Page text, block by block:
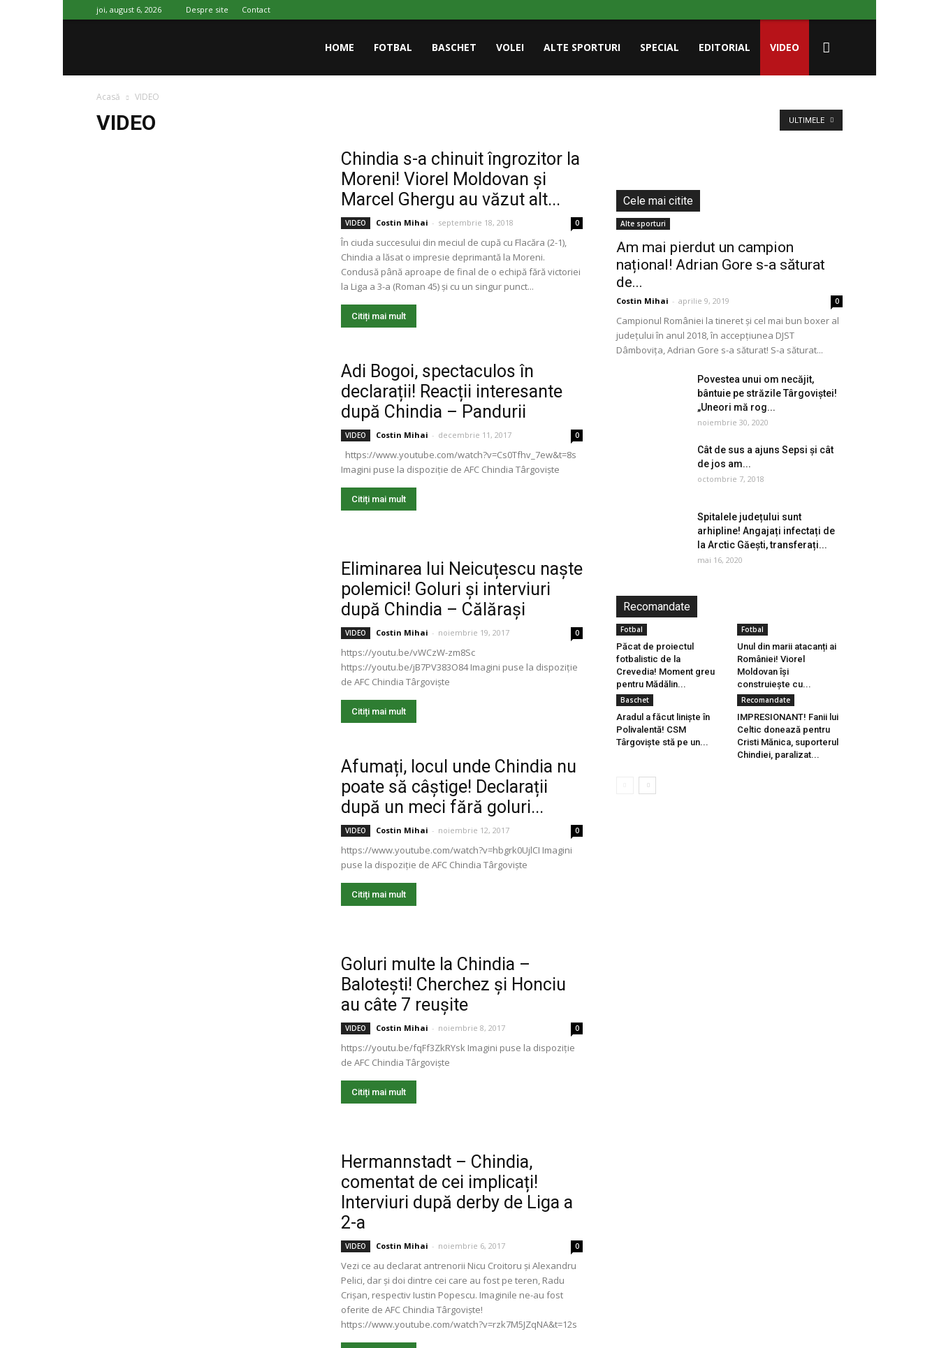
joi, august 6, 2026 Despre site Contact
HOME FOTBAL BASCHET VOLEI ALTE SPORTURI SPECIAL EDITORIAL VIDEO
Acasă VIDEO
VIDEO ULTIMELE
Chindia s-a chinuit îngrozitor la
Moreni! Viorel Moldovan și
Marcel Ghergu au văzut alt...
VIDEO Costin Mihai - septembrie 18, 2018 0
În ciuda succesului din meciul de cupă cu Flacăra (2-1),
Chindia a lăsat o impresie deprimantă la Moreni.
Condusă până aproape de final de o echipă fără victoriei
la Liga a 3-a (Roman 45) și cu un singur punct...
Citiți mai mult
Adi Bogoi, spectaculos în
declarații! Reacții interesante
după Chindia – Pandurii
VIDEO Costin Mihai - decembrie 11, 2017 0
https://www.youtube.com/watch?v=Cs0Tfhv_7ew&t=8s
Imagini puse la dispoziție de AFC Chindia Târgoviște
Citiți mai mult
Eliminarea lui Neicuțescu naște
polemici! Goluri și interviuri
după Chindia – Călărași
VIDEO Costin Mihai - noiembrie 19, 2017 0
https://youtu.be/vWCzW-zm8Sc
https://youtu.be/jB7PV383O84 Imagini puse la dispoziție
de AFC Chindia Târgoviște
Citiți mai mult
Afumați, locul unde Chindia nu
poate să câștige! Declarații
după un meci fără goluri...
VIDEO Costin Mihai - noiembrie 12, 2017 0
https://www.youtube.com/watch?v=hbgrk0UjlCI Imagini
puse la dispoziție de AFC Chindia Târgoviște
Citiți mai mult
Goluri multe la Chindia –
Balotești! Cherchez și Honciu
au câte 7 reușite
VIDEO Costin Mihai - noiembrie 8, 2017 0
https://youtu.be/fqFf3ZkRYsk Imagini puse la dispoziție
de AFC Chindia Târgoviște
Citiți mai mult
Hermannstadt – Chindia,
comentat de cei implicați!
Interviuri după derby de Liga a
2-a
VIDEO Costin Mihai - noiembrie 6, 2017 0
Vezi ce au declarat antrenorii Nicu Croitoru și Alexandru
Pelici, dar și doi dintre cei care au fost pe teren, Radu
Crișan, respectiv Iustin Popescu. Imaginile ne-au fost
oferite de AFC Chindia Târgoviște!
https://www.youtube.com/watch?v=rzk7M5JZqNA&t=12s
Cele mai citite
Alte sporturi
Am mai pierdut un campion
național! Adrian Gore s-a săturat
de...
Costin Mihai - aprilie 9, 2019 0
Campionul României la tineret și cel mai bun boxer al
județului în anul 2018, în accepțiunea DJST
Dâmbovița, Adrian Gore s-a săturat! S-a săturat...
Povestea unui om necăjit,
bântuie pe străzile Târgoviștei!
„Uneori mă rog...
noiembrie 30, 2020
Cât de sus a ajuns Sepsi și cât
de jos am...
octombrie 7, 2018
Spitalele județului sunt
arhipline! Angajați infectați de
la Arctic Găești, transferați...
mai 16, 2020
Recomandate
Fotbal
Păcat de proiectul
fotbalistic de la
Crevedia! Moment greu
pentru Mădălin...
Fotbal
Unul din marii atacanți ai
României! Viorel
Moldovan își
construiește cu...
Baschet
Aradul a făcut liniște în
Polivalentă! CSM
Târgoviște stă pe un...
Recomandate
IMPRESIONANT! Fanii lui
Celtic donează pentru
Cristi Mănica, suporterul
Chindiei, paralizat...